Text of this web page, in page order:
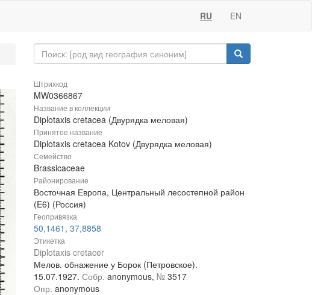
RU EN
Штрихкод
MW0366867
Название в коллекции
Diplotaxis cretacea (Двурядка меловая)
Принятое название
Diplotaxis cretacea Kotov (Двурядка меловая)
Семейство
Brassicaceae
Районирование
Восточная Европа, Центральный лесостепной район
(E6) (Россия)
Геопривязка
50,1461, 37,8858
Этикетка
Diplotaxis cretacer
Мелов. обнажение у Борок (Петровское).
15.07.1927. Собр. anonymous, № 3517
Опр. anonymous